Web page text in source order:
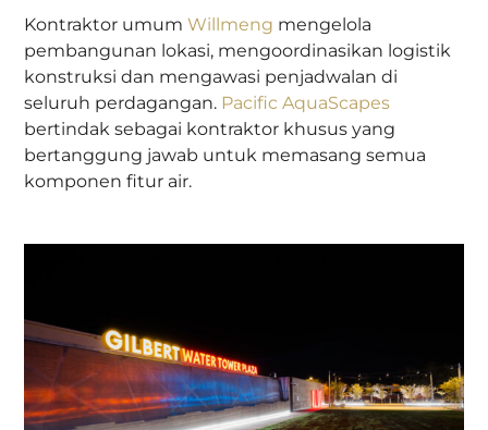
Kontraktor umumWillmeng mengelola
pembangunan lokasi, mengoordinasikan logistik
konstruksi dan mengawasi penjadwalan di
seluruh perdagangan. Pacific AquaScapes
bertindak sebagai kontraktor khusus yang
bertanggung jawab untuk memasang semua
komponen fitur air.